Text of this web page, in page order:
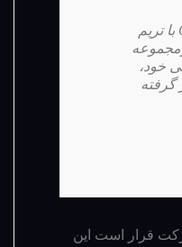
” تویوتا یاریس GR با تریم
خود،
گرفته
قرار است این